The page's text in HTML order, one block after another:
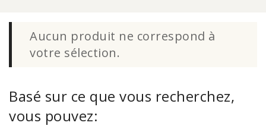
Aucun produit ne correspond à
votre sélection.
Basé sur ce que vous recherchez,
vous pouvez: